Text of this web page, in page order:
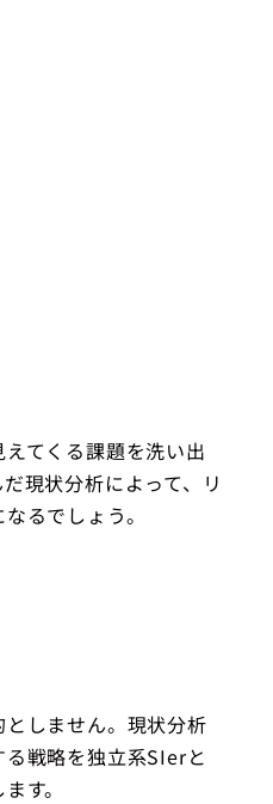
てくる課題を洗い出
現状分析によって、リ
るでしょう。
しません。現状分析
戦略を独立系SIerと
す。